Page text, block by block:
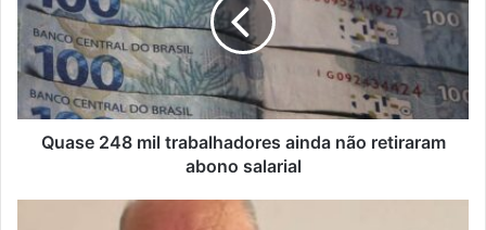
ainda
não
retiraram
abono
salarial
Quase 248 mil trabalhadores ainda não retiraram
abono salarial